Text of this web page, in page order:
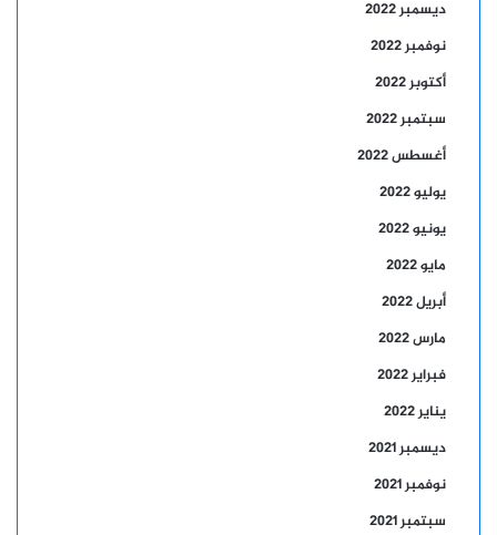
ديسمبر 2022
نوفمبر 2022
أكتوبر 2022
سبتمبر 2022
أغسطس 2022
يوليو 2022
يونيو 2022
مايو 2022
أبريل 2022
مارس 2022
فبراير 2022
يناير 2022
ديسمبر 2021
نوفمبر 2021
سبتمبر 2021